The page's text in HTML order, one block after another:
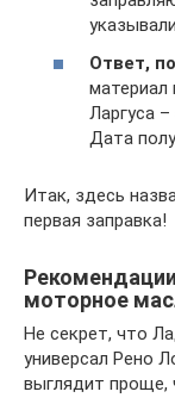
Ответ,
материал
Ларгуса –
Дата
Итак, здесь
первая заправка!
моторное
Не секрет, что
универсал Рено
выглядит проще,